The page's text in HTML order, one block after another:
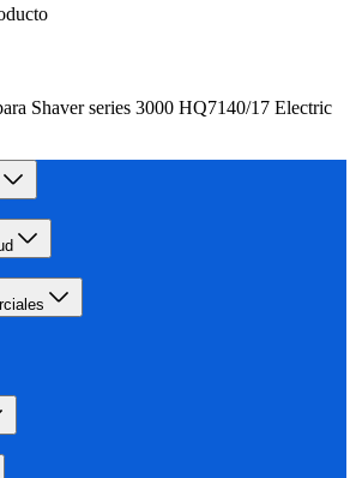
Shaver series 3000 HQ7140/17 Electric